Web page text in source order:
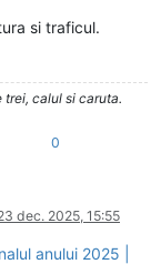
si traficul.
trei, calul si caruta.
0
dec. 2025, 15:55
anului 2025 |